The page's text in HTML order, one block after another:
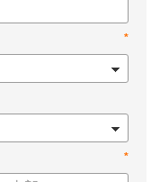
由
ください。
*
*